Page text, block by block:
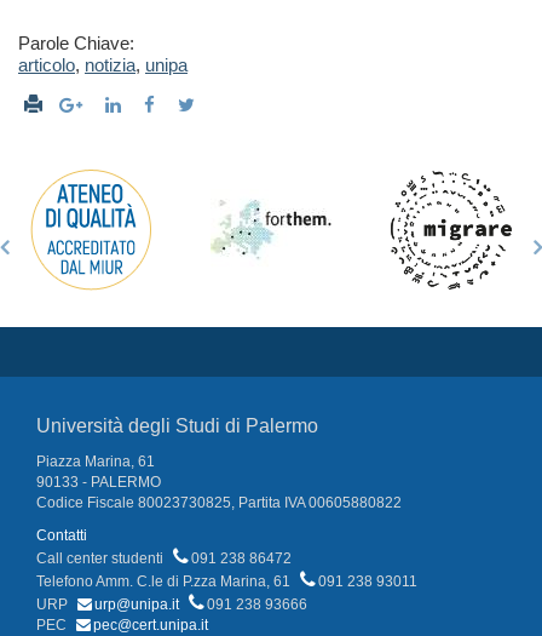
Parole Chiave:
articolo, notizia, unipa
Università degli Studi di Palermo
Piazza Marina, 61
90133 - PALERMO
Codice Fiscale 80023730825, Partita IVA 00605880822
Contatti
Call center studenti
091 238 86472
Telefono Amm. C.le di P.zza Marina, 61
091 238 93011
URP
urp@unipa.it
091 238 93666
PEC
pec@cert.unipa.it